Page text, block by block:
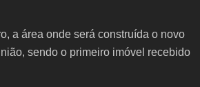
a área onde será construída o novo
sendo o primeiro imóvel recebido